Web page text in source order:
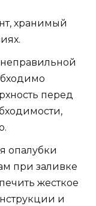
хранимый
перед
опалубки
при заливке
жесткое
и